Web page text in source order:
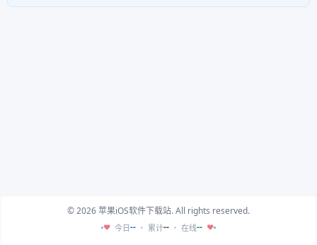
© 2026 苹果iOS软件下载站. All rights reserved.
♥ 今日-- 累计-- 在线-- ♥